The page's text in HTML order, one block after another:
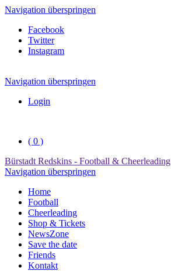
Navigation überspringen
Facebook
Twitter
Instagram
Navigation überspringen
Login
( 0 )
Bürstadt Redskins - Football & Cheerleading
Navigation überspringen
Home
Football
Cheerleading
Shop & Tickets
NewsZone
Save the date
Friends
Kontakt